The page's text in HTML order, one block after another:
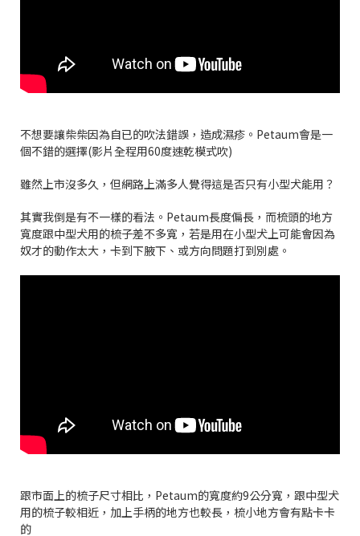
不想要讓柴柴因為自已的吹法錯誤，造成濕疹。Petaum會是一
個不錯的選擇(影片全程用60度速乾模式吹)
雖然上市沒多久，但網路上滿多人覺得這是否只有小型犬能用？
其實我倒是有不一樣的看法。Petaum長度偏長，而梳頭的地方
寬度跟中型犬用的梳子差不多寬，若是用在小型犬上可能會因為
奴才的動作太大，卡到下腋下、或方向問題打到別處。
跟市面上的梳子尺寸相比，Petaum的寬度約9公分寬，跟中型犬
用的梳子較相近，加上手柄的地方也較長，梳小地方會有點卡卡
的